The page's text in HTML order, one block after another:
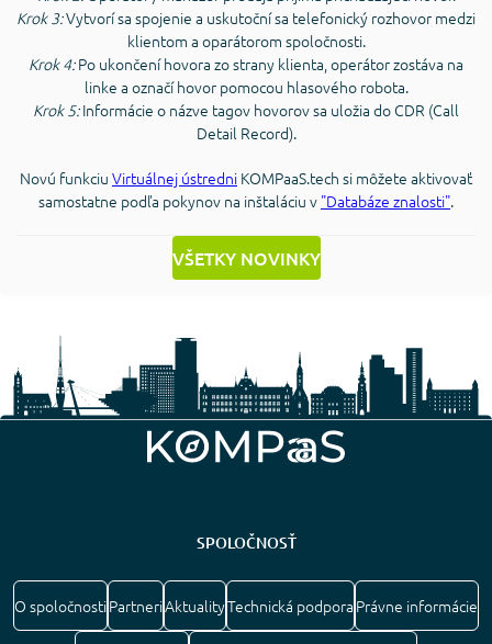
Krok 3:Vytvorí sa spojenie a uskutoční sa telefonický rozhovor medzi
klientom a oparátorom spoločnosti.
Krok 4:Po ukončení hovora zo strany klienta, operátor zostáva na
linke a označí hovor pomocou hlasového robota.
Krok 5:Informácie o názve tagov hovorov sa uložia do CDR (Call
Detail Record).
Novú funkciu Virtuálnej ústredni KOMPaaS.tech si môžete aktivovať
samostatne podľa pokynov na inštaláciu v "Databáze znalosti".
VŠETKY NOVINKY
SPOLOČNOSŤ
O spoločnostiPartneriAktualityTechnická podpora Právne informácie